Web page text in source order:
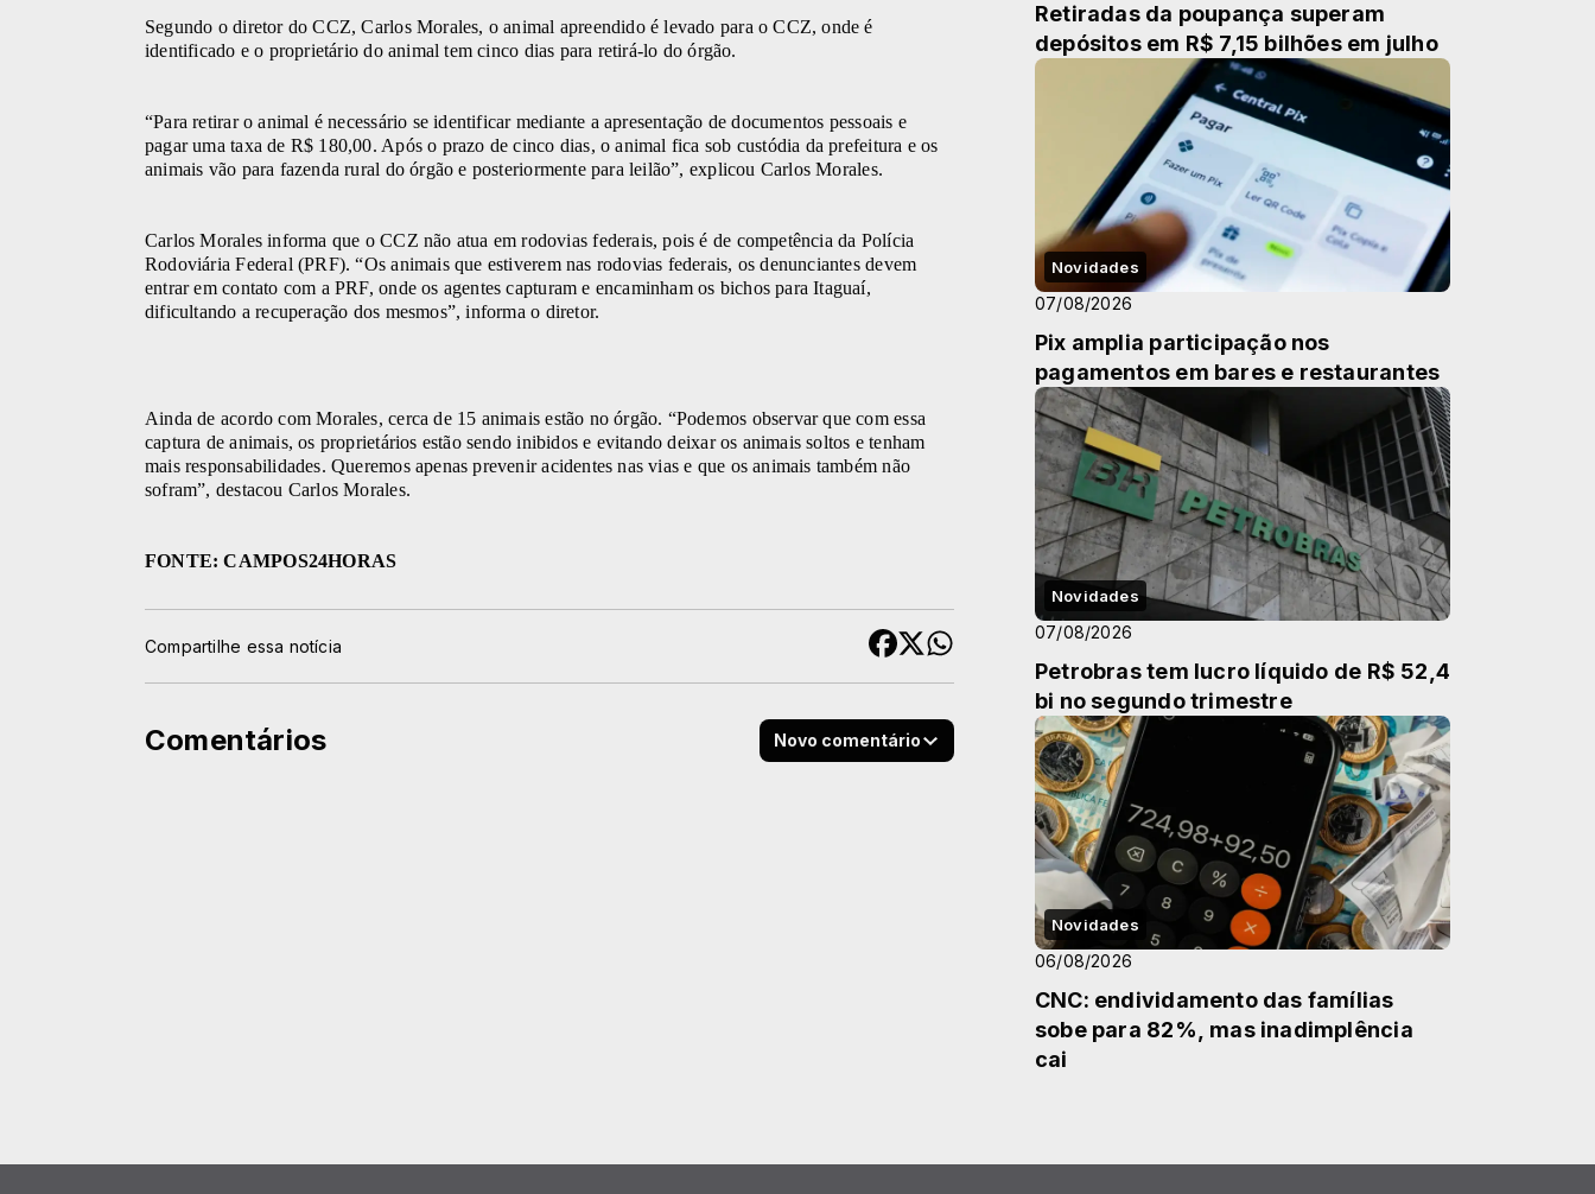
Segundo o diretor do CCZ, Carlos Morales, o animal apreendido é levado para o CCZ, onde é
identificado e o proprietário do animal tem cinco dias para retirá-lo do órgão.
“Para retirar o animal é necessário se identificar mediante a apresentação de documentos pessoais e
pagar uma taxa de R$ 180,00. Após o prazo de cinco dias, o animal fica sob custódia da prefeitura e os
animais vão para fazenda rural do órgão e posteriormente para leilão”, explicou Carlos Morales.
Carlos Morales informa que o CCZ não atua em rodovias federais, pois é de competência da Polícia
Rodoviária Federal (PRF). “Os animais que estiverem nas rodovias federais, os denunciantes devem
entrar em contato com a PRF, onde os agentes capturam e encaminham os bichos para Itaguaí,
dificultando a recuperação dos mesmos”, informa o diretor.
Ainda de acordo com Morales, cerca de 15 animais estão no órgão. “Podemos observar que com essa
captura de animais, os proprietários estão sendo inibidos e evitando deixar os animais soltos e tenham
mais responsabilidades. Queremos apenas prevenir acidentes nas vias e que os animais também não
sofram”, destacou Carlos Morales.
FONTE: CAMPOS24HORAS
Compartilhe essa notícia
Comentários Novo comentário
Retiradas da poupança superam
depósitos em R$ 7,15 bilhões em julho
Novidades
07/08/2026
Pix amplia participação nos
pagamentos em bares e restaurantes
Novidades
07/08/2026
Petrobras tem lucro líquido de R$ 52,4
bi no segundo trimestre
Novidades
06/08/2026
CNC: endividamento das famílias
sobe para 82%, mas inadimplência
cai